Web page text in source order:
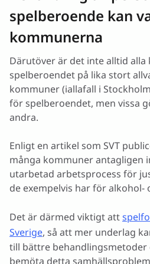
spelberoende kan
kommunerna
Därutöver är det inte alltid
spelberoendet på lika stort
kommuner (iallafall i
för spelberoendet, men vissa
andra.
Enligt en artikel som SVT
många kommuner antagligen
utarbetad arbetsprocess för
de exempelvis har för
Det är därmed viktigt att
Sverige, så att mer underlag
till bättre
bemöta detta